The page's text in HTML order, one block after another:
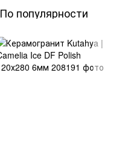
По популярности